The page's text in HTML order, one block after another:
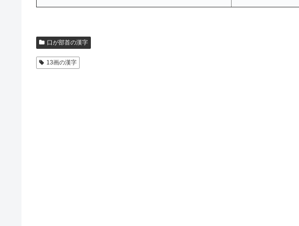
口が部首の漢字
13画の漢字